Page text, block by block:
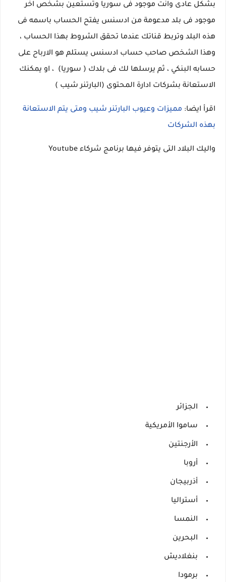
بشكل عادى وانت موجود فى سوريا وتستعين بشخص اخر
موجود فى بلد مدعومة من ادسنس يفتح الحساب باسمه فى
هذه البلد وتربط قناتك عندما تحقق الشروط بهذا الحساب ،
وهذا الشخص صاحب حساب ادسنس يستلم هو الارباح على
حسابه البنكي ، ثم يرسلها لك فى بلدك ( سوريا) ، او يمكنك
الاستعانة بشركات ادارة المحتوى (البارتنر شيب )
اقرأ ايضا: مميزات وعيوب البارتنر شيب ومتى يتم الاستعانة
بهذه الشركات
واليك البلاد التى يتوفر فيها برنامج شركاء Youtube
الجزائر
ساموا الأمريكية
الأرجنتين
أروبا
أذربيجان
أستراليا
النمسا
البحرين
بنغلاديش
برمودا